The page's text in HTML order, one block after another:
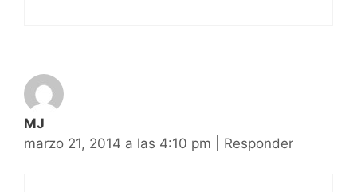
MJ
marzo 21, 2014 a las 4:10 pm
Responder